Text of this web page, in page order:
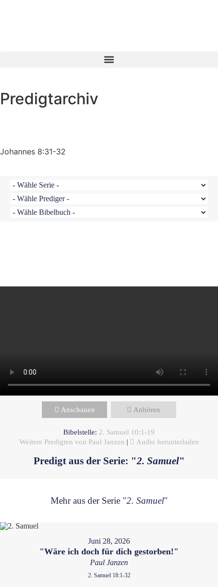
Predigtarchiv
Johannes 8:31-32
Anschauen Anhören
Bibelstelle: 2. Samuel 10:1-19
Weitere Predigten von Paul Janzen | Audio herunterladen
Predigt aus der Serie: "2. Samuel"
Mehr aus der Serie "2. Samuel"
Juni 28, 2026
"Wäre ich doch für dich gestorben!"
Paul Janzen
2. Samuel 18:1-32